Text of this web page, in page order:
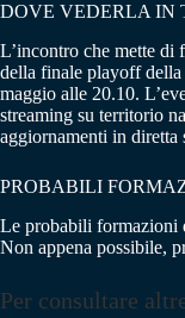
DOVE VEDERLA IN
L’incontro che mette di
della finale playoff
maggio alle 20.10.
streaming su territorio
aggiornamenti in
PROBABILI
Le probabili formazioni
Non appena possibile,
Per consultare